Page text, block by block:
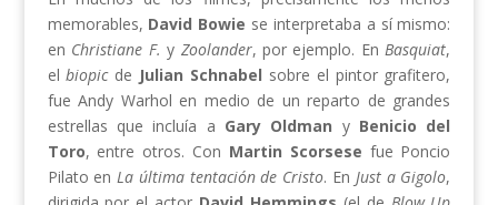
memorables, David Bowie se interpretaba a sí mismo:
en Christiane F. y Zoolander, por ejemplo. EnBasquiat,
elbiopicde Julian Schnabel sobre el pintor grafitero,
fue Andy Warhol en medio de un reparto de grandes
estrellas que incluía a Gary Oldman y Benicio del
Toro, entre otros. Con Martin Scorsese fue Poncio
Pilato enLa última tentación de Cristo. En Just a Gigolo,